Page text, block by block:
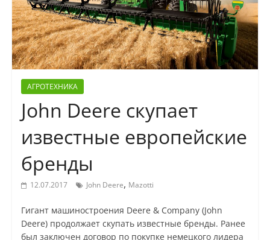
АГРОТЕХНИКА
John Deere скупает
известные европейские
бренды
12.07.2017 John Deere, Mazotti
Гигант машиностроения Deere & Company (John
Deere) продолжает скупать известные бренды. Ранее
был заключен договор по покупке немецкого лидера